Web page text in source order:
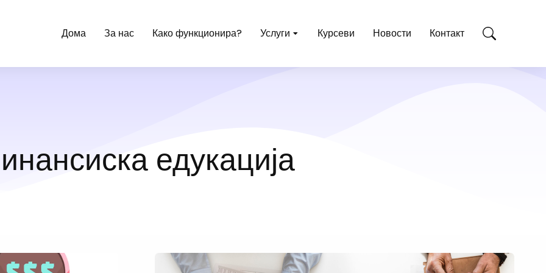
Дома За нас Како функционира? Услуги Курсеви Новости Контакт
едукација